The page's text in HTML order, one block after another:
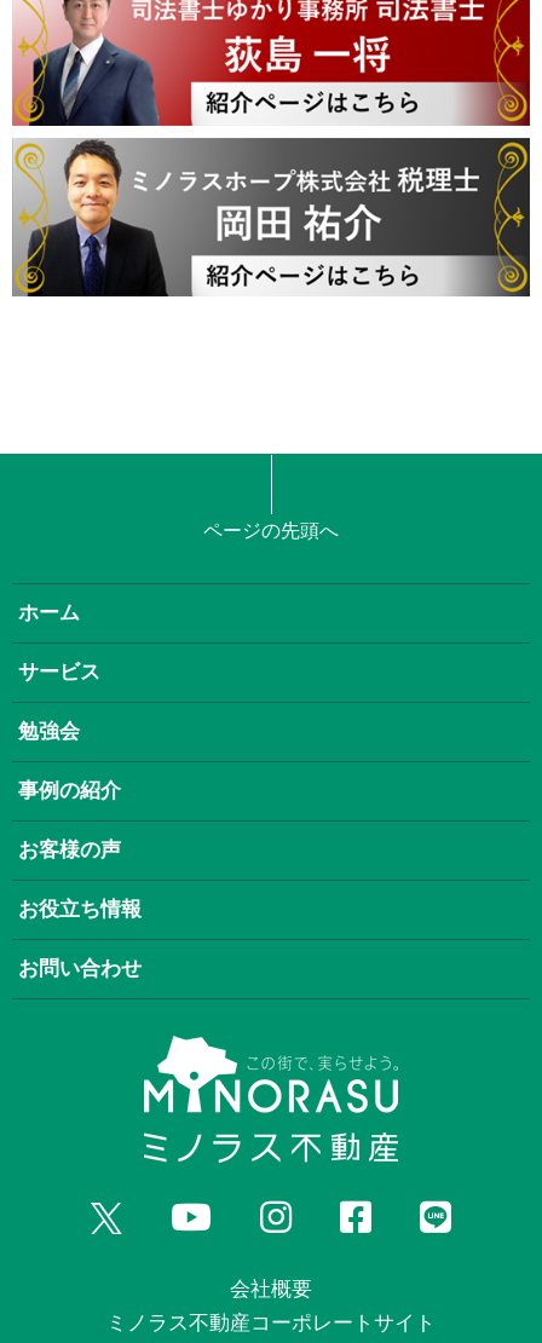
ページの先頭へ
ホーム
サービス
勉強会
事例の紹介
お客様の声
お役立ち情報
お問い合わせ
会社概要
ミノラス不動産コーポレートサイト